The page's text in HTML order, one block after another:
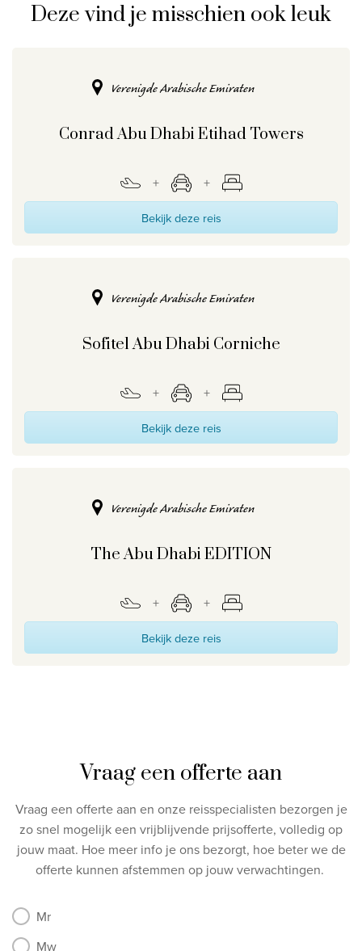
Deze vind je misschien ook leuk
Verenigde Arabische Emiraten
Conrad Abu Dhabi Etihad Towers
Bekijk deze reis
Verenigde Arabische Emiraten
Sofitel Abu Dhabi Corniche
Bekijk deze reis
Verenigde Arabische Emiraten
The Abu Dhabi EDITION
Bekijk deze reis
Vraag een offerte aan
Vraag een offerte aan en onze reisspecialisten bezorgen je
zo snel mogelijk een vrijblijvende prijsofferte, volledig op
jouw maat. Hoe meer info je ons bezorgt, hoe beter we de
offerte kunnen afstemmen op jouw verwachtingen.
Mr
Mw